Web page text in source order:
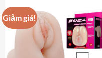
Giảm giá!